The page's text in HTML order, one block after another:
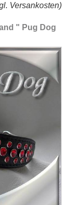
Versankosten)
" Pug Dog